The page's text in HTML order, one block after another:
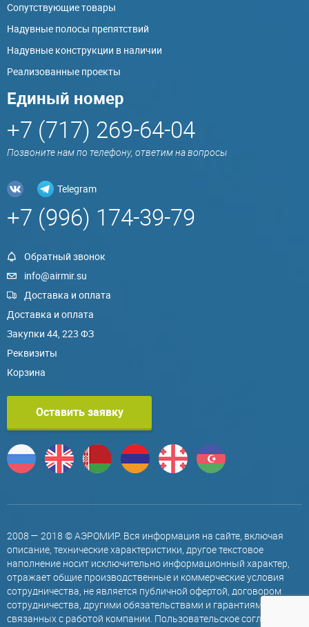
Сопутствующие товары
Надувные полосы препятствий
Надувные конструкции в наличии
Реализованные проекты
Единый номер
+7 (717) 269-64-04
Позвоните нам по телефону, ответим на вопросы
Telegram
+7 (996) 174-39-79
Обратный звонок
info@airmir.su
Доставка и оплата
Доставка и оплата
Закупки 44, 223 ФЗ
Реквизиты
Корзина
Оставить заявку
2008 — 2018 © АЭРОМИР. Вся информация на сайте, включая
описание, технические характеристики, другое текстовое
наполнение носит исключительно информационный характер,
отражает общие производственные и коммерческие условия
сотрудничества, не является публичной офертой, договором
сотрудничества, другими обязательствами и гарантиями,
связанных с работой компании. Пользовательское соглашение